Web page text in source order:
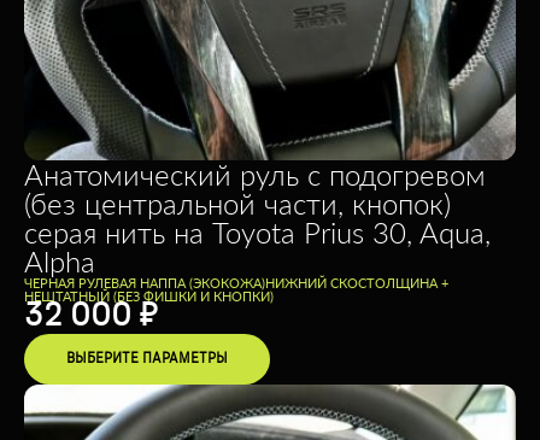
Анатомический руль с подогревом
(без центральной части, кнопок)
серая нить на Toyota Prius 30, Aqua,
Alpha
ЧЕРНАЯ РУЛЕВАЯ НАППА (ЭКОКОЖА)НИЖНИЙ СКОСТОЛЩИНА +
НЕШТАТНЫЙ (БЕЗ ФИШКИ И КНОПКИ)
32 000 ₽
ВЫБЕРИТЕ ПАРАМЕТРЫ